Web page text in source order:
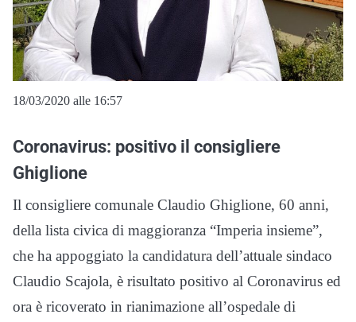
18/03/2020 alle 16:57
Coronavirus: positivo il consigliere
Ghiglione
Il consigliere comunale Claudio Ghiglione, 60 anni,
della lista civica di maggioranza “Imperia insieme”,
che ha appoggiato la candidatura dell’attuale sindaco
Claudio Scajola, è risultato positivo al Coronavirus ed
ora è ricoverato in rianimazione all’ospedale di